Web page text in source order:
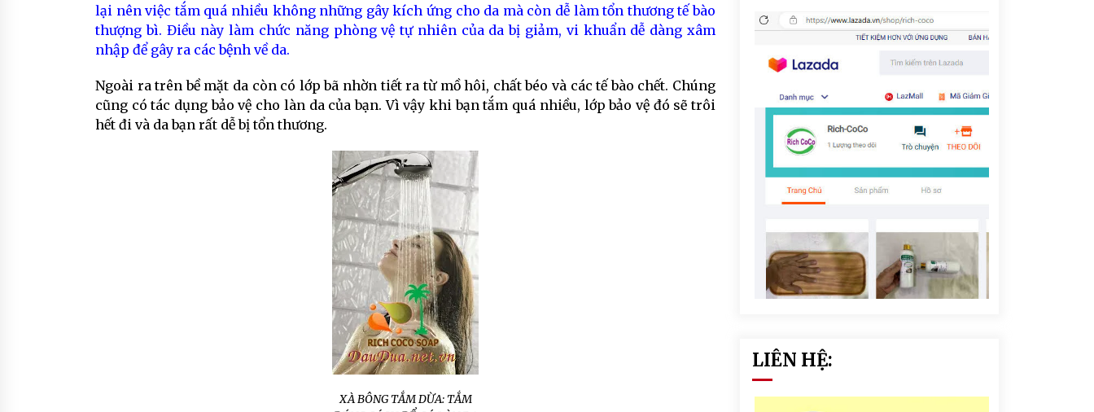
lại nên việc tắm quá nhiều không những gây kích ứng cho da mà còn dễ làm tổn thương tế bào
thượng bì. Điều này làm chức năng phòng vệ tự nhiên của da bị giảm, vi khuẩn dễ dàng xâm
nhập để gây ra các bệnh về da.
Ngoài ra trên bề mặt da còn có lớp bã nhờn tiết ra từ mồ hôi, chất béo và các tế bào chết. Chúng
cũng có tác dụng bảo vệ cho làn da của bạn. Vì vậy khi bạn tắm quá nhiều, lớp bảo vệ đó sẽ trôi
hết đi và da bạn rất dễ bị tổn thương.
XÀ BÔNG TẮM DỪA: TẮM
LIÊN HỆ: